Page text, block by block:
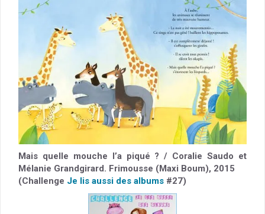
Mais quelle mouche l’a piqué ? / Coralie Saudo et
Mélanie Grandgirard. Frimousse (Maxi Boum), 2015
(Challenge Je lis aussi des albums #27)